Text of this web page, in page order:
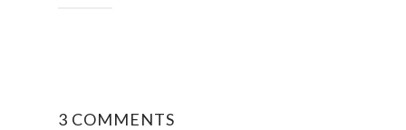
3 COMMENTS